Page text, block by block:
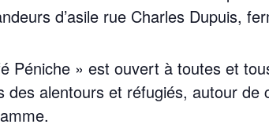
d’asile rue Charles Dupuis,
Péniche » est ouvert à toutes et
des alen­tours et réfu­giés, autour